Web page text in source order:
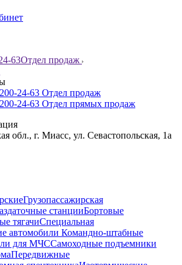
63Отдел продаж
24-63 Отдел продаж
24-63 Отдел прямых продаж
обл., г. Миасс, ул. Севастопольская, 1а
Грузопассажирская
станцииБортовые
тягачиСпециальная
автомобили Командно-штабные
для МЧССамоходные подъемники
Передвижные